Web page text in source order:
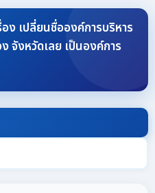
อง เปลี่ยนชื่อองค์การบริหาร
จังหวัดเลย เป็นองค์การ